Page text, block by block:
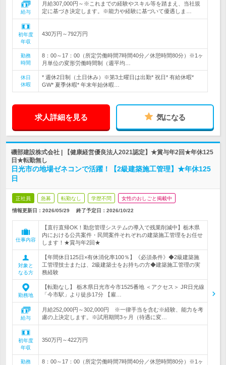
給与
月給307,000円～※これまでの経験やスキル等を踏まえ、当社規
定に基づき決定します。※能力や経験に基づいて優遇しま…
初年度
年収
430万円～792万円
勤務
時間
8：00～17：00（所定労働時間7時間40分／休憩時間80分）※1ヶ
月単位の変形労働時間制（週平均…
休日
休暇
* 週休2日制（土日休み）※第3土曜日は出勤* 祝日* 有給休暇*
GW* 夏季休暇* 年末年始休暇…
求人詳細を見る 気になる
磯部建設株式会社 | 【健康経営優良法人2021認定】★賞与年2回★年休125
日★転勤無し
日光市の地場ゼネコンで活躍！【2級建築施工管理】★年休125
日
正社員 急募 転勤なし 学歴不問 女性のおしごと掲載中
情報更新日：2026/05/29 終了予定日： 2026/10/22
仕事内容
【直行直帰OK！勤怠管理システムの導入で残業削減中】栃木県
内における公共案件・民間案件それぞれの建築施工管理をお任せ
します！★賞与年2回★
対象と
なる方
【年間休日125日×有休消化率100％】《必須条件》◆2級建築施
工管理技士または、2級建築士をお持ちの方◆建築施工管理の実
務経験
勤務地
【転勤なし】 栃木県日光市今市1525番地 ＜アクセス＞ JR日光線
「今市駅」より徒歩17分 【雇…
給与
月給252,000円～302,000円 ※一律手当を含む※経験、能力を考
慮の上決定します。※試用期間3ヶ月（待遇に変…
初年度
年収
350万円～422万円
勤務 8：00～17：00（所定労働時間7時間40分／休憩時間80分）※1ヶ